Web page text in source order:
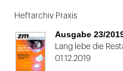
1
von
2
Heftarchiv Praxis
Ausgabe 23/
Lang lebe die
01.12.2019